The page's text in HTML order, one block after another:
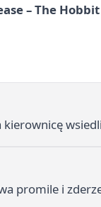
– The Hobbit
promile i